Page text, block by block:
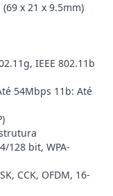
(69 x 21 x 9.5mm)
IEEE 802.11b
54Mbps 11b: Até
128 bit, WPA-
CCK, OFDM, 16-